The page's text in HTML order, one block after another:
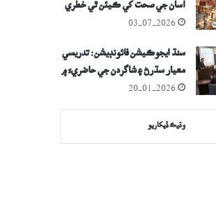
اسان جي صحت کي ڪيئن ٿي خطري
۾ وجهي؟
03-07-2026
سنڌ ايجوڪيشن فائونڊيشن: تدريسي
معيار سڌرڻ ۽ شاگردن جي حاضريءَ ۾
واڌ جي دعوا
20-01-2026
وڌيڪ ڏيکاريو